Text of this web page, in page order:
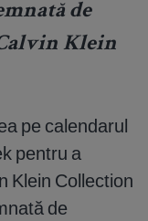
de
Klein
pe calendarul
pentru a
Klein Collection
de